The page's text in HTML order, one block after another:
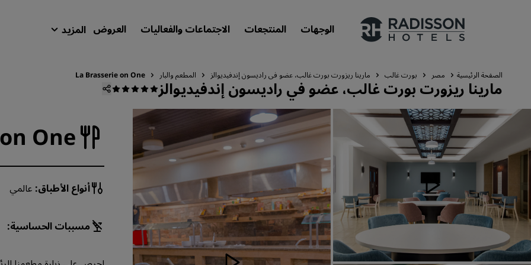
الوجهات المنتجعات الاجتماعات والفعاليات العروض المزيد
علاماتنا التجارية
علامات فنادق راديسون التجارية
ابحث عن فندقك
المنتجعات
الفنادق الجديدة والمرتقب
الاجتماعات والفعاليات
الصفحة الرئيسية مصر بورت غالب مارينا ريزورت بورت غالب، عضو في راديسون إندفيديوالز المطعم والبار La Brasserie on One
مارينا ريزورت بورت غالب، عضو في راديسون إندفيديوالز
One
أنواع الأطباق: عالمي
مسببات الحساسية: